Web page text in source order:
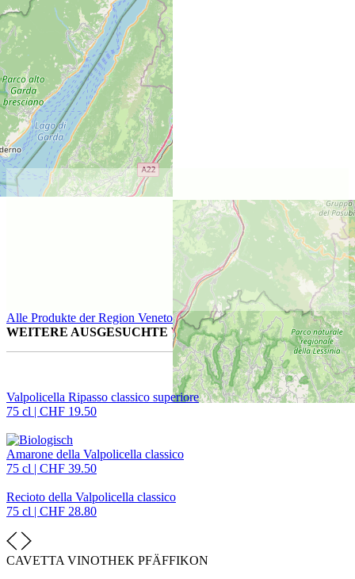
Lage des Weinguts
Alle Produkte der Region Veneto Produkte von Veneto
WEITERE AUSGESUCHTE WEINE FÜR SIE
Valpolicella Ripasso classico superiore
75 cl | CHF 19.50
Amarone della Valpolicella classico
75 cl | CHF 39.50
Recioto della Valpolicella classico
75 cl | CHF 28.80
CAVETTA VINOTHEK PFÄFFIKON